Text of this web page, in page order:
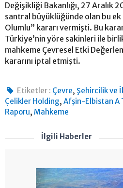
Değişikliği Bakanlığı, 27 Aralık
santral büyüklüğünde olan bu ek
Olumlu” kararı vermişti. Bu
Türkiye’nin yöre sakinleri ile
mahkeme Çevresel Etki
kararını iptal etmişti.
Etiketler : Çevre, Şehircilik ve
Çelikler Holding, Afşin-Elbistan A
Raporu, Mahkeme
İlgili Haberler